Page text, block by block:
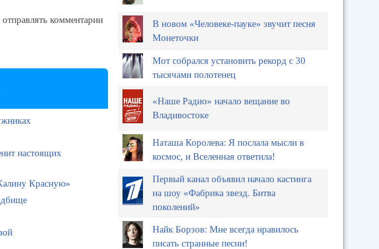
комментарии
настоящих
Красную»
В новом «Человеке-пауке» звучит песня
Монеточки
Мот собрался установить рекорд с 30
тысячами полотенец
«Наше Радио» начало вещание во
Владивостоке
Наташа Королева: Я послала мысли в
космос, и Вселенная ответила!
Первый канал объявил начало кастинга
на шоу «Фабрика звезд. Битва
поколений»
Найк Борзов: Мне всегда нравилось
писать странные песни!